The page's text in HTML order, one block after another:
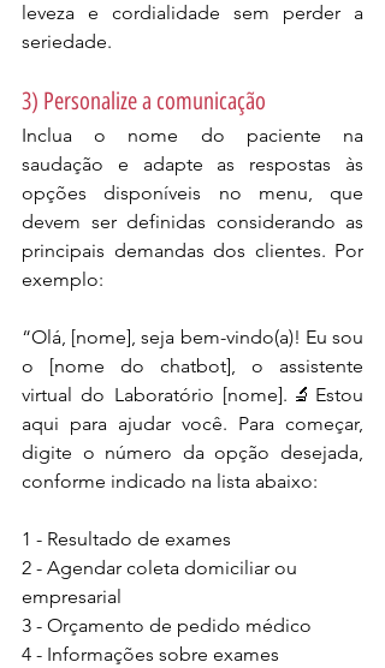
leveza e cordialidade sem perder a
seriedade.
3) Personalize a comunicação
Inclua o nome do paciente na
saudação e adapte as respostas às
opções disponíveis no menu, que
devem ser definidas considerando as
principais demandas dos clientes. Por
exemplo:
“Olá, [nome], seja bem-vindo(a)! Eu sou
o [nome do chatbot], o assistente
virtual do Laboratório [nome].🔬Estou
aqui para ajudar você. Para começar,
digite o número da opção desejada,
conforme indicado na lista abaixo:
1 - Resultado de exames
2 - Agendar coleta domiciliar ou
empresarial
3 - Orçamento de pedido médico
4 - Informações sobre exames